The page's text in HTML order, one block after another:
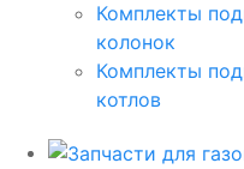
Комплекты
колонок
Комплекты
котлов